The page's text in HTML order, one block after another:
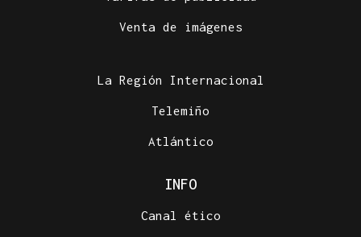
Venta de imágenes
La Región Internacional
Telemiño
Atlántico
INFO
Canal ético